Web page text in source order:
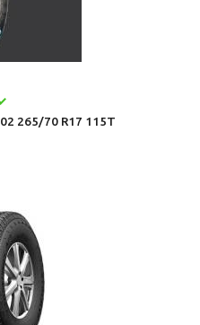
265/70 R17 115T